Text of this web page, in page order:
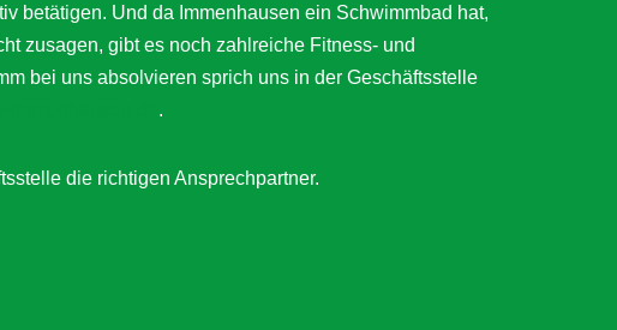
betätigen. Und da Immenhausen ein Schwimmbad hat,
zusagen, gibt es noch zahlreiche Fitness- und
bei uns absolvieren sprich uns in der Geschäftsstelle
.
die richtigen Ansprechpartner.